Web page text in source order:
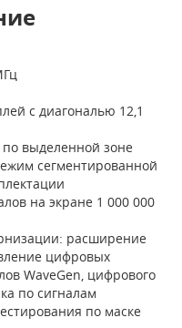
с диагональю 12,1
выделенной зоне
сегментированной
на экране 1 000 000
расширение
цифровых
WaveGen, цифрового
по сигналам
по маске